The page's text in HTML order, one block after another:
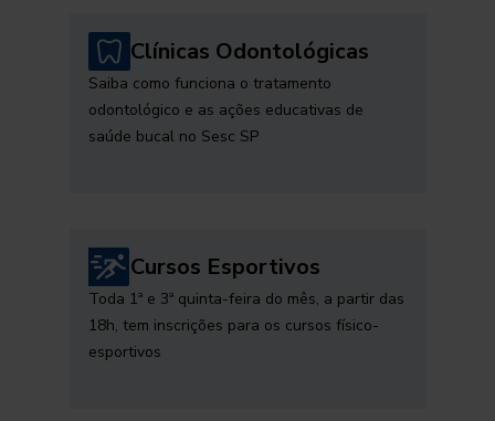
Clínicas Odontológicas
Saiba como funciona o tratamento
odontológico e as ações educativas de
saúde bucal no Sesc SP
Cursos Esportivos
Toda 1ª e 3ª quinta-feira do mês, a partir das
18h, tem inscrições para os cursos físico-
esportivos